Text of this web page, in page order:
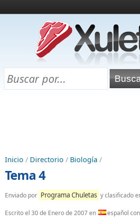
¿Qué es esto?
Directorio
Chuletas para exámenes
Inicio / Directorio / Biología /
Tema 4
Enviado por Programa Chuletas y clasificado
Escrito el 30 de Enero de 2007en español